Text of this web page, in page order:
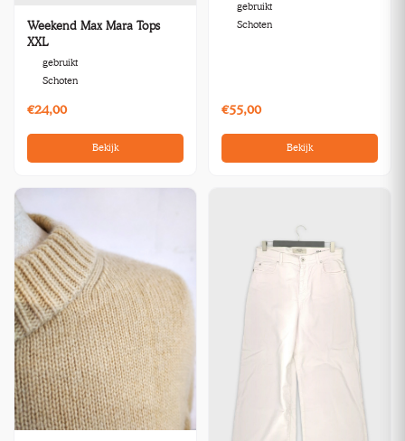
Weekend Max Mara Tops
XXL
gebruikt
Schoten
€24,00
Bekijk
gebruikt
Schoten
€55,00
Bekijk